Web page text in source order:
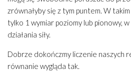
zrównałyby się z tym puntem. W
tylko 1 wymiar poziomy lub pionowy,
działania siły.
Dobrze dokończmy liczenie naszych
równanie wygląda tak.